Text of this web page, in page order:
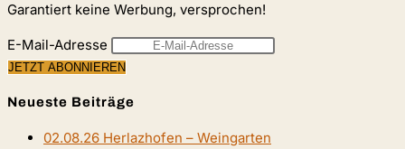
Garantiert keine Werbung, versprochen!
E-Mail-Adresse
Neueste Beiträge
02.08.26 Herlazhofen – Weingarten